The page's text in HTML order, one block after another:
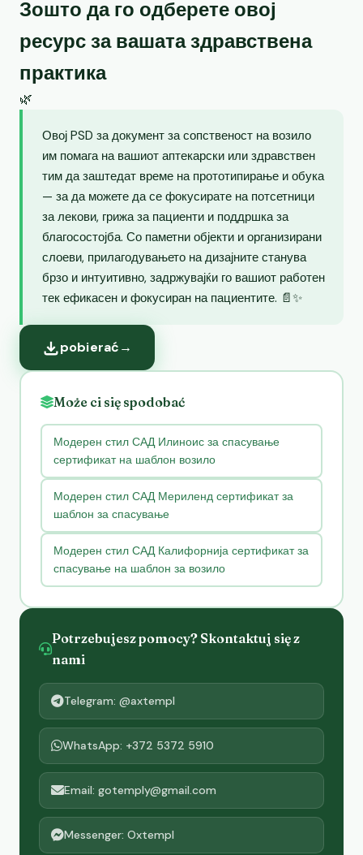
Зошто да го одберете овој
ресурс за вашата здравствена
практика
🌿
Овој PSD за документ за сопственост на возило
им помага на вашиот аптекарски или здравствен
тим да заштедат време на прототипирање и обука
— за да можете да се фокусирате на потсетници
за лекови, грижа за пациенти и поддршка за
благосостојба. Со паметни објекти и организирани
слоеви, прилагодувањето на дизајните станува
брзо и интуитивно, задржувајќи го вашиот работен
тек ефикасен и фокусиран на пациентите. 📄✨
pobierać→
Może ci się spodobać
Модерен стил САД Илиноис за спасување
сертификат на шаблон возило
Модерен стил САД Мериленд сертификат за
шаблон за спасување
Модерен стил САД Калифорнија сертификат за
спасување на шаблон за возило
Potrzebujesz pomocy? Skontaktuj się z
nami
Telegram: @axtempl
WhatsApp: +372 5372 5910
Email: gotemply@gmail.com
Messenger: Oxtempl